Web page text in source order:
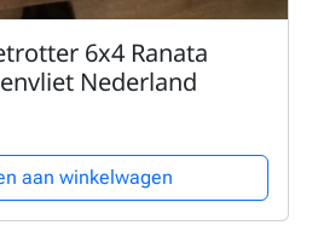
6x4 Ranata
Nederland
prijs was: € 100,00.
prijs is: € 90,00.
aan winkelwagen